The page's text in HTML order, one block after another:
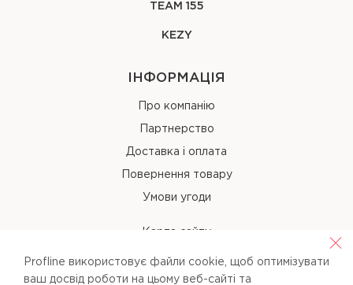
TEAM 155
KEZY
ІНФОРМАЦІЯ
Про компанію
Партнерство
Доставка і оплата
Повернення товару
Умови угоди
Карта сайту
КОНТАКТИ
Profline використовує файли cookie, щоб оптимізувати
ваш досвід роботи на цьому веб-сайті та